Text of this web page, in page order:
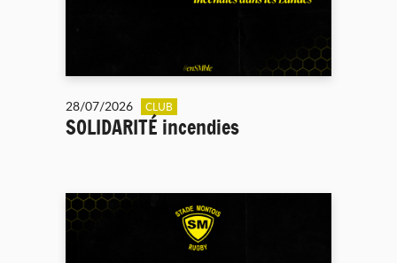
28/07/2026 CLUB
SOLIDARITÉ incendies